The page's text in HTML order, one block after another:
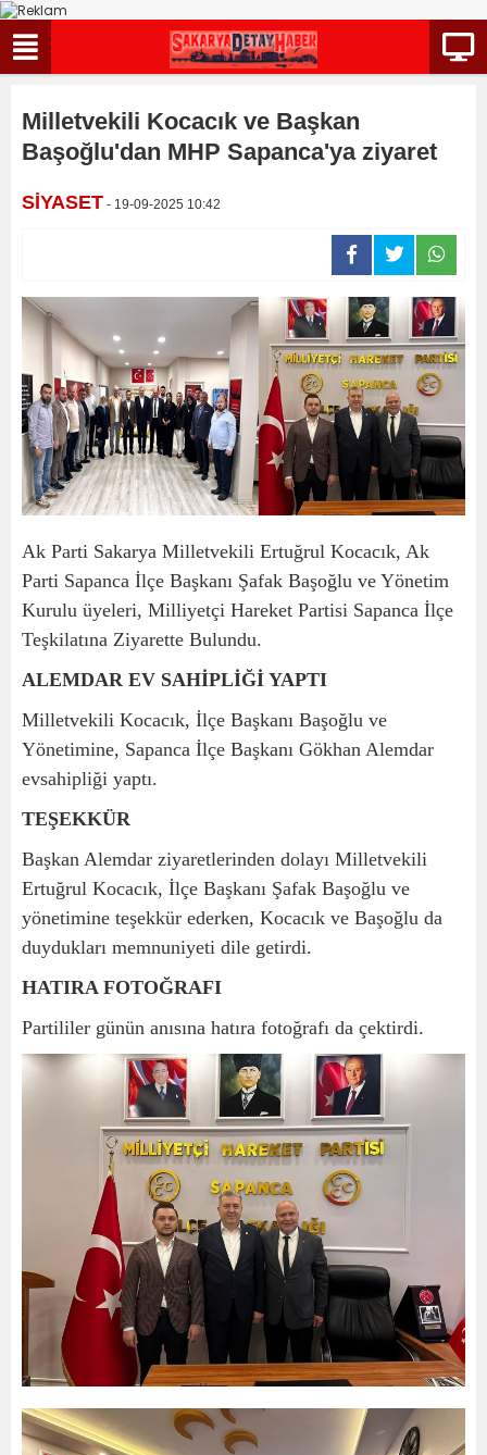
Milletvekili Kocacık ve Başkan
Başoğlu'dan MHP Sapanca'ya ziyaret
SİYASET - 19-09-2025 10:42
Ak Parti Sakarya Milletvekili Ertuğrul Kocacık, Ak
Parti Sapanca İlçe Başkanı Şafak Başoğlu ve Yönetim
Kurulu üyeleri, Milliyetçi Hareket Partisi Sapanca İlçe
Teşkilatına Ziyarette Bulundu.
ALEMDAR EV SAHİPLİĞİ YAPTI
Milletvekili Kocacık, İlçe Başkanı Başoğlu ve
Yönetimine, Sapanca İlçe Başkanı Gökhan Alemdar
evsahipliği yaptı.
TEŞEKKÜR
Başkan Alemdar ziyaretlerinden dolayı Milletvekili
Ertuğrul Kocacık, İlçe Başkanı Şafak Başoğlu ve
yönetimine teşekkür ederken, Kocacık ve Başoğlu da
duydukları memnuniyeti dile getirdi.
HATIRA FOTOĞRAFI
Partililer günün anısına hatıra fotoğrafı da çektirdi.